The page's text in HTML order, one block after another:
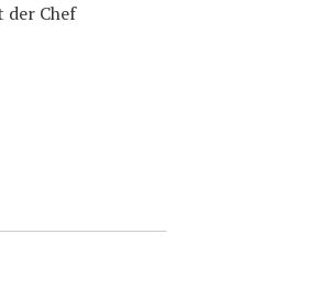
der Chef